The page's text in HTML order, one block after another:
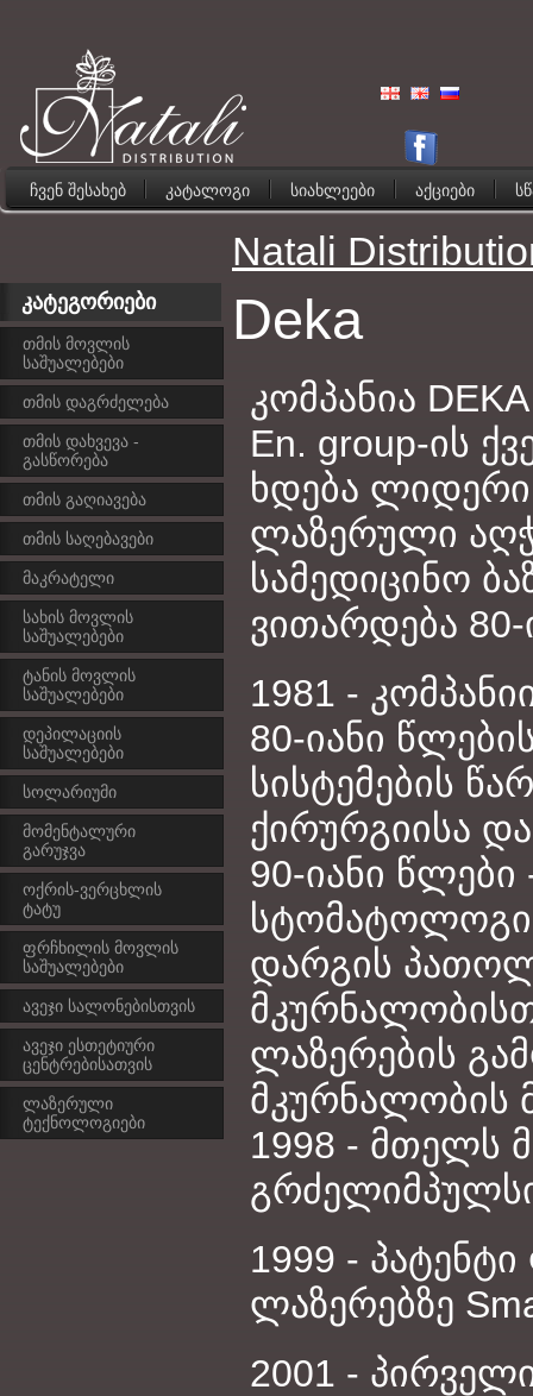
ჩვენ შესახებ კატალოგი სიახლეები აქციები
კატეგორიები
თმის მოვლის
საშუალებები
თმის დაგრძელება
თმის დახვევა -
გასწორება
თმის გაღიავება
თმის საღებავები
მაკრატელი
სახის მოვლის
საშუალებები
ტანის მოვლის
საშუალებები
დეპილაციის
საშუალებები
სოლარიუმი
მომენტალური
გარუჯვა
ოქრის-ვერცხლის
ტატუ
ფრჩხილის მოვლის
საშუალებები
ავეჯი სალონებისთვის
ავეჯი ესთეტიური
ცენტრებისათვის
ლაზერული
ტექნოლოგიები
Natali
Deka
კომპანია
En. group-ის
ხდება ლიდერი
ლაზერული
სამედიცინო
ვითარდება
1981 -
80-იანი
სისტემების
ქირურგიისა
90-იანი
დარგის
ლაზერების
მკურნალობის
1998 - მთელს
1999 -
ლაზერებზე
2001 -